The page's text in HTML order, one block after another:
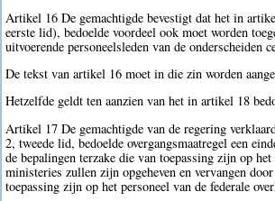
Artikel 16 De gemachtigde bevestigt dat het in
eerste lid), bedoelde voordeel ook moet worden
uitvoerende personeelsleden van de onderscheiden
De tekst van artikel 16 moet in die zin worden
Hetzelfde geldt ten aanzien van het in artikel 18
Artikel 17 De gemachtigde van de regering
2, tweede lid, bedoelde overgangsmaatregel een
de bepalingen terzake die van toepassing zijn op
ministeries zullen zijn opgeheven en vervangen
toepassing zijn op het personeel van de federale